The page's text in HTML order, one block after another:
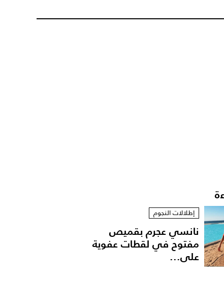
إطلالات النجوم
نانسي عجرم بقميص
مفتوح في لقطات عفوية
على...